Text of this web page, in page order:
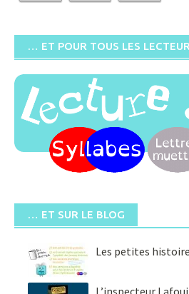
… ET POUR TOUS LES
… ET SUR LE BLOG
Les petites